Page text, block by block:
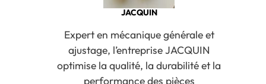
JACQUIN
Expert en mécanique générale et
ajustage, l’entreprise JACQUIN
optimise la qualité, la durabilité et la
performance des pièces